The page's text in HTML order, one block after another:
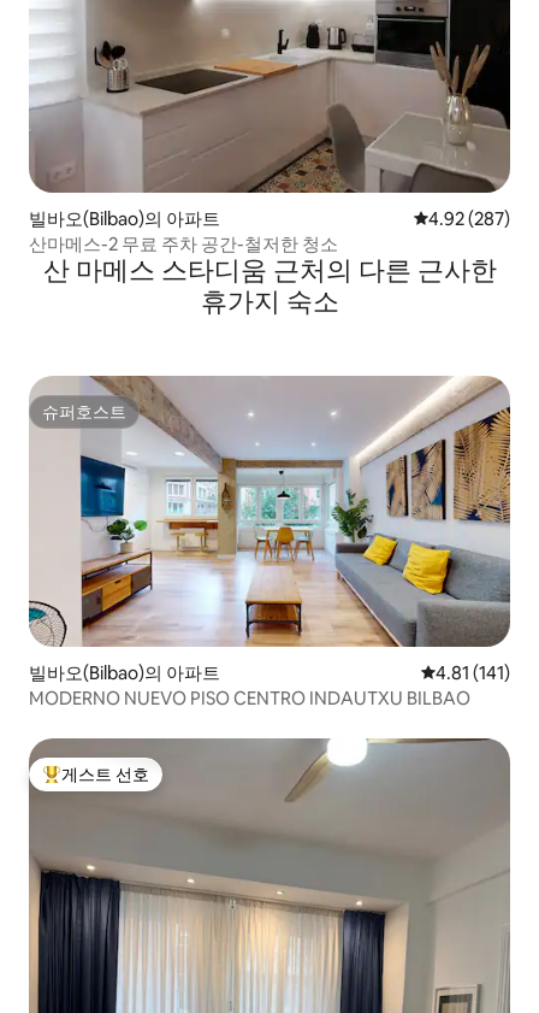
빌바오(Bilbao)의 아파트 평점 4.92점(5
4.92 (287)
산마메스-2 무료 주차 공간-철저한 청소
산 마메스 스타디움 근처의 다른 근사한
휴가지 숙소
슈퍼호스트
슈퍼호스트
빌바오(Bilbao)의 아파트 평점 4.81점(5
4.81 (141)
MODERNO NUEVO PISO CENTRO INDAUTXU BILBAO
상위 게스트 선호
게스트 선호